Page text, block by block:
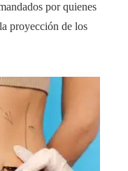
por quienes
proyección de los